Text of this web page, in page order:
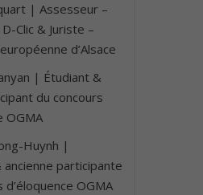
| Assesseur –
Clic & Juriste –
d’Alsace
| Étudiant &
du concours
OGMA
Huynh |
ancienne participante
d’éloquence OGMA